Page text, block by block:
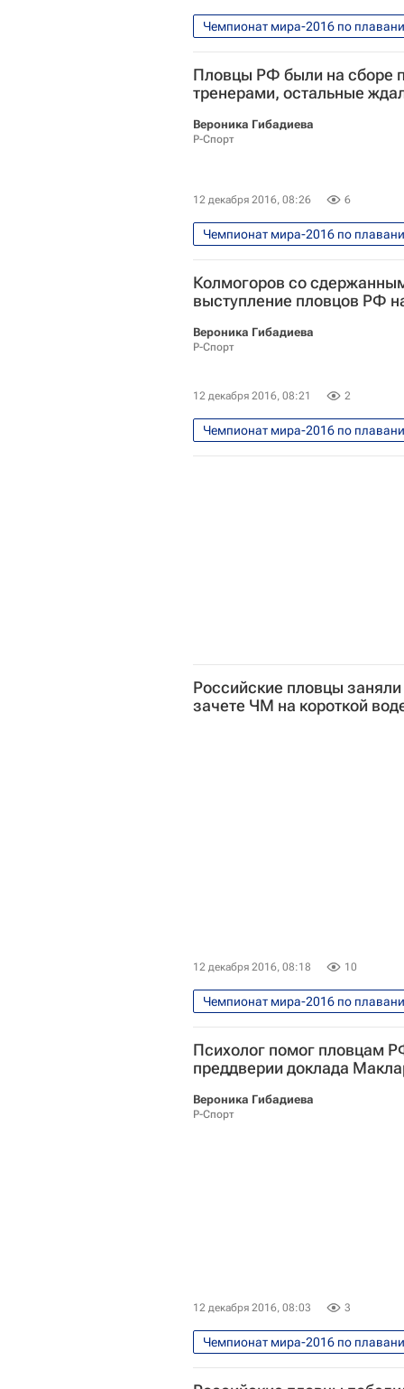
Чемпионат мира-2016 по
Водные виды
Чемпионат
Кирилл Пригода
Пловцы РФ были на сборе
тренерами, остальные
Вероника Гибадиева
Р-Спорт
12 декабря 2016, 08:26 6
Чемпионат мира-2016 по
Водные виды
Сергей
Чемпионат мира по плаванию на
Колмогоров со
выступление пловцов РФ
Вероника Гибадиева
Р-Спорт
12 декабря 2016, 08:21 2
Чемпионат мира-2016 по
Водные виды
Сергей
Российские пловцы
зачете ЧМ на короткой
12 декабря 2016, 08:18 10
Чемпионат мира-2016 по
Водные виды
Чемпионат
Владимир Морозов (плавание)
Психолог помог пловцам
преддверии доклада
Вероника Гибадиева
Р-Спорт
12 декабря 2016, 08:03 3
Чемпионат мира-2016 по
Водные виды
Всемирное